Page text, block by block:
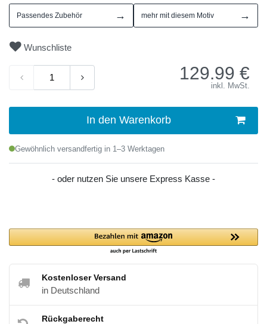
Passendes Zubehör → mehr mit diesem Motiv →
Wunschliste
129.99 €
inkl. MwSt.
In den Warenkorb
Gewöhnlich versandfertig in 1–3 Werktagen
- oder nutzen Sie unsere Express Kasse -
Kostenloser Versand
in Deutschland
Rückgaberecht